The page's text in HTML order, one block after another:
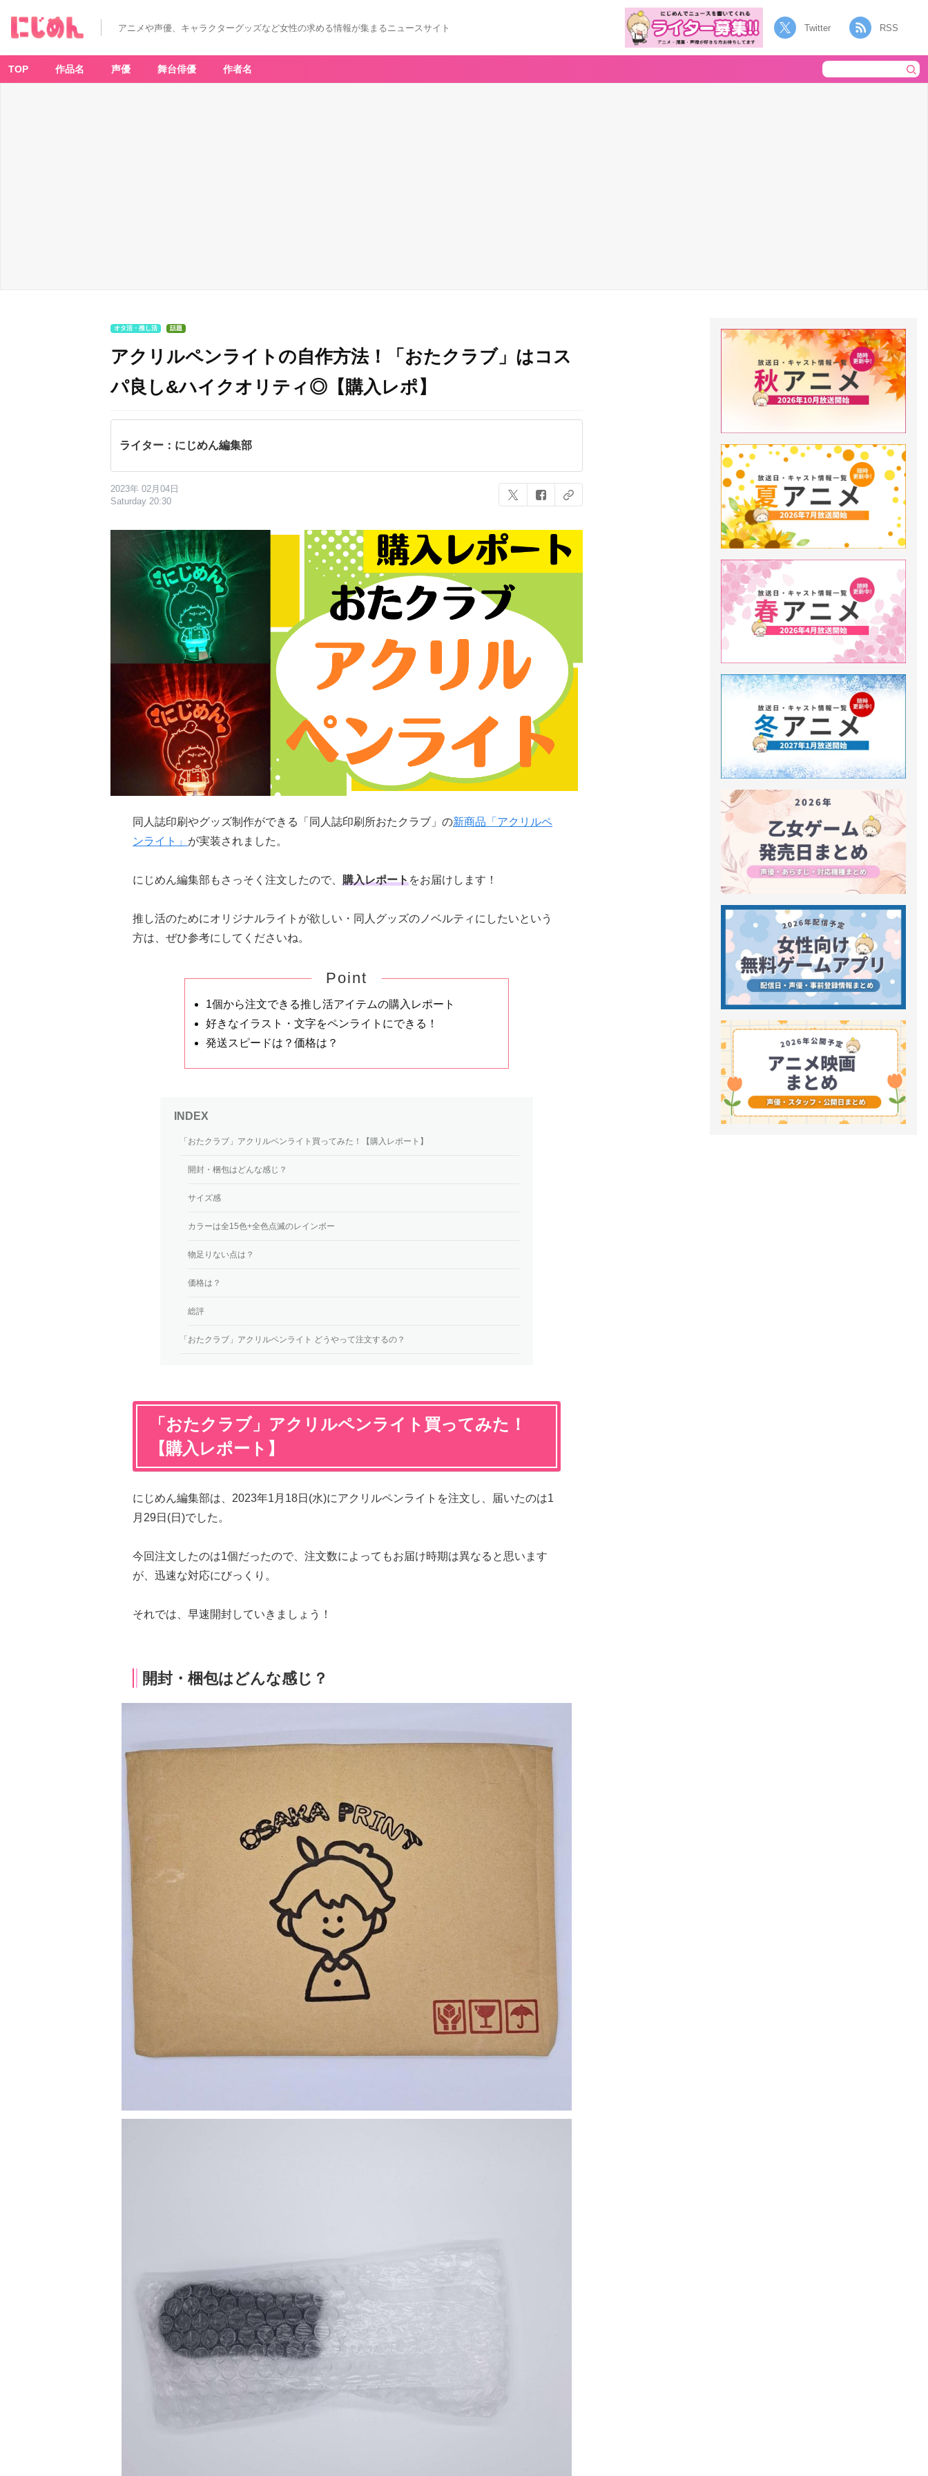
アニメや声優、キャラクターグッズなど女性の求める情報が集まるニュースサイト Twitter RSS
TOP 作品名 声優 舞台俳優 作者名
オタ活・推し活 話題
アクリルペンライトの自作方法！「おたクラブ」はコス
パ良し&ハイクオリティ◎【購入レポ】
ライター：にじめん編集部
2023年 02月04日
Saturday 20:30
同人誌印刷やグッズ制作ができる「同人誌印刷所おたクラブ」の新商品「アクリルペ
ンライト」 が実装されました。
にじめん編集部もさっそく注文したので、 購入レポートをお届けします！
推し活のためにオリジナルライトが欲しい・同人グッズのノベルティにしたいという
方は、ぜひ参考にしてくださいね。
Point
1個から注文できる推し活アイテムの購入レポート
好きなイラスト・文字をペンライトにできる！
発送スピードは？価格は？
「おたクラブ」アクリルペンライト買ってみた！【購入レポート】
開封・梱包はどんな感じ？
サイズ感
カラーは全15色+全色点滅のレインボー
物足りない点は？
価格は？
総評
「おたクラブ」アクリルペンライト どうやって注文するの？
「おたクラブ」アクリルペンライト買ってみた！
【購入レポート】
にじめん編集部は、2023年1月18日(水)にアクリルペンライトを注文し、届いたのは1
月29日(日)でした。
今回注文したのは1個だったので、注文数によってもお届け時期は異なると思います
が、迅速な対応にびっくり。
それでは、早速開封していきましょう！
開封・梱包はどんな感じ？